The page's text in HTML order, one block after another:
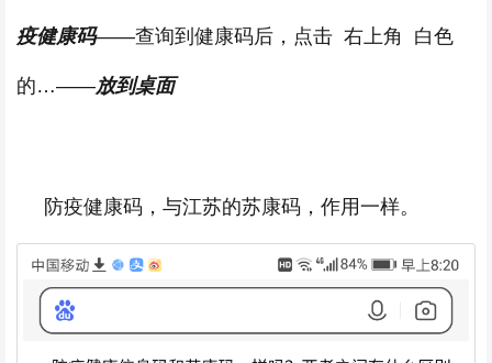
疫健康码——查询到健康码后，点击 右上角 白色
的…——放到桌面
防疫健康码，与江苏的苏康码，作用一样。